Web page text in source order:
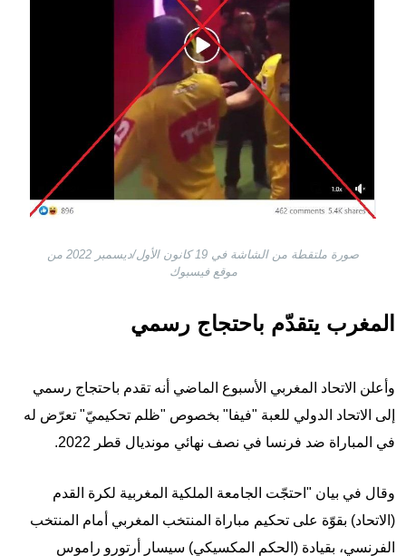
صورة ملتقطة من الشاشة في 19 كانون الأول/ديسمبر 2022 من
موقع فيسبوك
المغرب يتقدّم باحتجاج رسمي
وأعلن الاتحاد المغربي الأسبوع الماضي أنه تقدم باحتجاج رسمي
إلى الاتحاد الدولي للعبة "فيفا" بخصوص "ظلم تحكيميّ" تعرّض له
في المباراة ضد فرنسا في نصف نهائي مونديال قطر 2022.
وقال في بيان "احتجّت الجامعة الملكية المغربية لكرة القدم
(الاتحاد) بقوّة على تحكيم مباراة المنتخب المغربي أمام المنتخب
الفرنسي، بقيادة (الحكم المكسيكي) سيسار أرتورو راموس